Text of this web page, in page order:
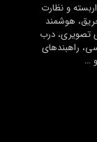
و نظارت
هوشمند
تصویری، درب
راهبندهای
…